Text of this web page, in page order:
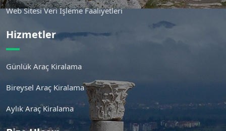
Web Sitesi Veri İşleme Faaliyetleri
Hizmetler
Günlük Araç Kiralama
Bireysel Araç Kiralama
Aylık Araç Kiralama